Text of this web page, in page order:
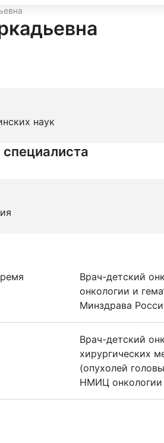
наук
Врач-детский
онкологии и
Минздрава
Врач-детский
хирургических
(опухолей
НМИЦ онкологии